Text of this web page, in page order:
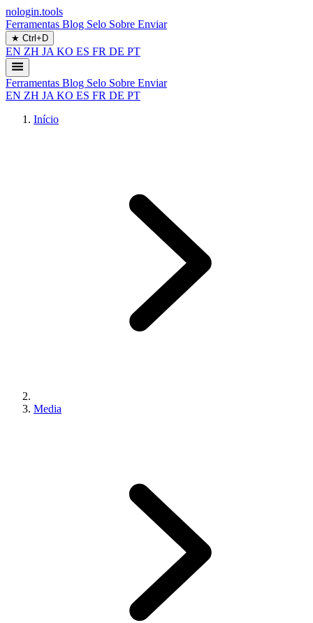
nologin.tools
Ferramentas Blog Selo Sobre Enviar
★ Ctrl+D
EN ZH JA KO ES FR DE PT
Ferramentas Blog Selo Sobre Enviar
EN ZH JA KO ES FR DE PT
Início
Media